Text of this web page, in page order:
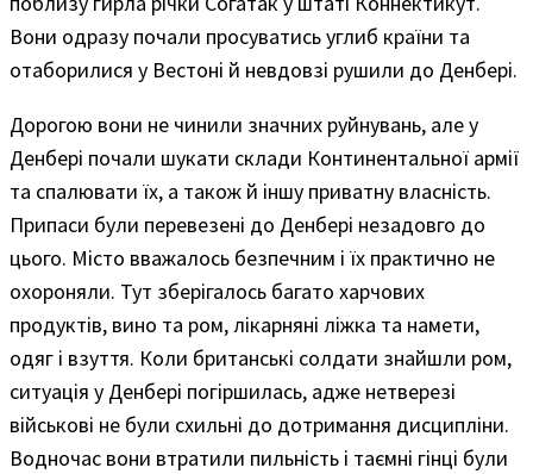
Вони одразу почали просуватись углиб країни та
отаборилися у Вестоні й невдовзі рушили до Денбері.
Дорогою вони не чинили значних руйнувань, але у
Денбері почали шукати склади Континентальної армії
та спалювати їх, а також й іншу приватну власність.
Припаси були перевезені до Денбері незадовго до
цього. Місто вважалось безпечним і їх практично не
охороняли. Тут зберігалось багато харчових
продуктів, вино та ром, лікарняні ліжка та намети,
одяг і взуття. Коли британські солдати знайшли ром,
ситуація у Денбері погіршилась, адже нетверезі
військові не були схильні до дотримання дисципліни.
Водночас вони втратили пильність і таємні гінці були